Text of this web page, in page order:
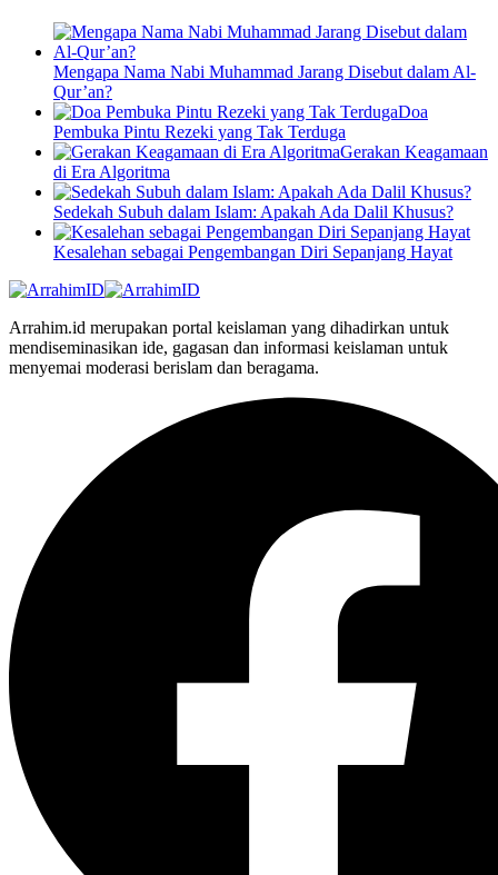
Mengapa Nama Nabi Muhammad Jarang Disebut dalam Al-
Qur’an?
Doa
Pembuka Pintu Rezeki yang Tak Terduga
Gerakan Keagamaan
di Era Algoritma
Sedekah Subuh dalam Islam: Apakah Ada Dalil Khusus?
Kesalehan sebagai Pengembangan Diri Sepanjang Hayat
Arrahim.id merupakan portal keislaman yang dihadirkan untuk
mendiseminasikan ide, gagasan dan informasi keislaman untuk
menyemai moderasi berislam dan beragama.